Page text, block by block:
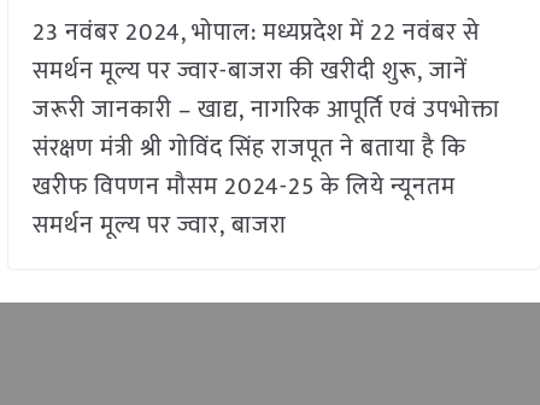
23 नवंबर 2024, भोपाल: मध्यप्रदेश में 22 नवंबर से
समर्थन मूल्य पर ज्वार-बाजरा की खरीदी शुरू, जानें
जरूरी जानकारी – खाद्य, नागरिक आपूर्ति एवं उपभोक्ता
संरक्षण मंत्री श्री गोविंद सिंह राजपूत ने बताया है कि
खरीफ विपणन मौसम 2024-25 के लिये न्यूनतम
समर्थन मूल्य पर ज्वार, बाजरा